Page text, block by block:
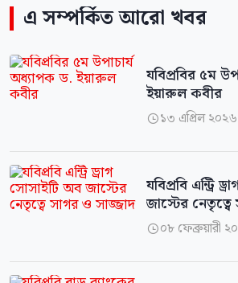
এ সম্পর্কিত আরো খবর
যবিপ্রবির ৫ম
ইয়ারুল কবীর
১৩ এপ্রিল ২০২৬
যবিপ্রবি এন্ট্রি
জাস্টের
০৮ ফেব্রুয়ারী